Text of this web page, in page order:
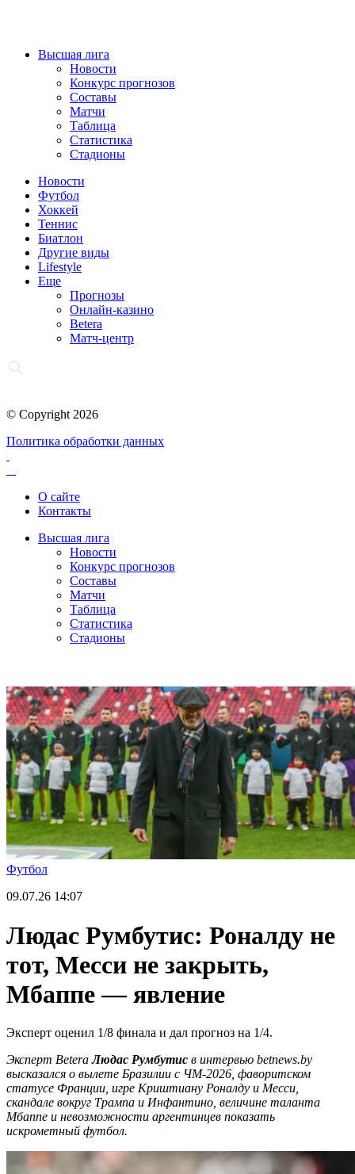
Высшая лига
Новости
Конкурс прогнозов
Составы
Матчи
Таблица
Статистика
Стадионы
Новости
Футбол
Хоккей
Теннис
Биатлон
Другие виды
Lifestyle
Еще
Прогнозы
Онлайн-казино
Betera
Матч-центр
© Copyright 2026
Политика обработки данных
О сайте
Контакты
Высшая лига
Новости
Конкурс прогнозов
Составы
Матчи
Таблица
Статистика
Стадионы
Футбол
09.07.26 14:07
Людас Румбутис: Роналду не
тот, Месси не закрыть,
Мбаппе — явление
Эксперт оценил 1/8 финала и дал прогноз на 1/4.
Эксперт BeteraЛюдас Румбутис в интервью betnews.by
высказался о вылете Бразилии c ЧМ-2026, фаворитском
статусе Франции, игре Криштиану Роналду и Месси,
скандале вокруг Трампа и Инфантино, величине таланта
Мбаппе и невозможности аргентинцев показать
искрометный футбол.